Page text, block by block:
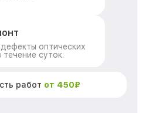
оптических
суток.
работ от 450₽